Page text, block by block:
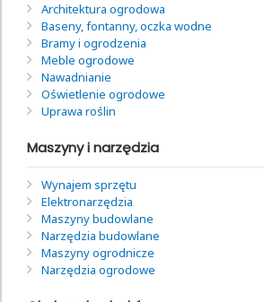
Architektura ogrodowa
Baseny, fontanny, oczka wodne
Bramy i ogrodzenia
Meble ogrodowe
Nawadnianie
Oświetlenie ogrodowe
Uprawa roślin
Maszyny i narzędzia
Wynajem sprzętu
Elektronarzędzia
Maszyny budowlane
Narzędzia budowlane
Maszyny ogrodnicze
Narzędzia ogrodowe